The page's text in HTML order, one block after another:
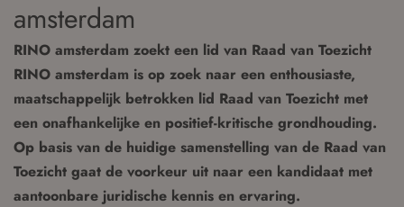
amsterdam
RINO amsterdam zoekt een lid van Raad van Toezicht
RINO amsterdam is op zoek naar een enthousiaste,
maatschappelijk betrokken lid Raad van Toezicht met
een onafhankelijke en positief-kritische grondhouding.
Op basis van de huidige samenstelling van de Raad van
Toezicht gaat de voorkeur uit naar een kandidaat met
aantoonbare juridische kennis en ervaring.